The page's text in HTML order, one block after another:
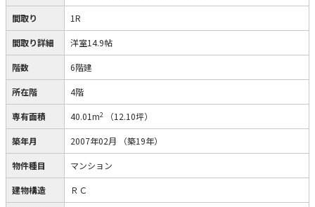
間取り 1R
間取り詳細 洋室14.9帖
階数 6階建
所在階 4階
専有面積 40.01m2 （12.10坪）
築年月 2007年02月 （築19年）
物件種目 マンション
建物構造 ＲＣ